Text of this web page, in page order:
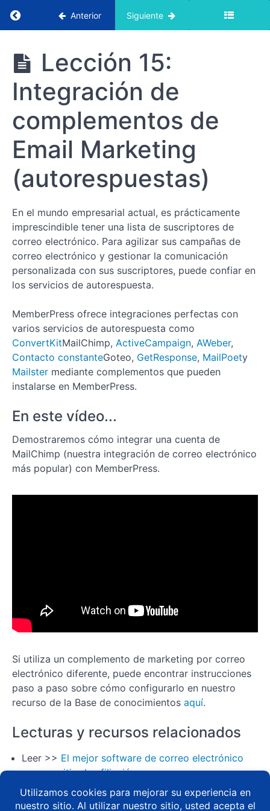
Volver al curso: Curso de vídeo de iniciación
Anterior Siguiente
Curso de
vídeo
"Primeros
pasos con
MemberPress
Curso
de
vídeo
"Primeros
con
MemberPress
1: Cómo
planificar
el
contenido
de su
sitio de
afiliación
Lección
2: Cómo
páginas en
membresía
ReadyLaunch
Lección
crear una
MemberPress
configurar
métodos
de pago
en su sitio
de
Lección
probar
métodos
en su
sitio de
Lección 15:
Integración de
complementos de
Email Marketing
(autorespuestas)
En el mundo empresarial actual, es prácticamente
imprescindible tener una lista de suscriptores de
correo electrónico. Para agilizar sus campañas de
correo electrónico y gestionar la comunicación
personalizada con sus suscriptores, puede confiar en
los servicios de autorespuesta.
MemberPress ofrece integraciones perfectas con
varios servicios de autorespuesta como
ConvertKitMailChimp, ActiveCampaign, AWeber,
Contacto constanteGoteo, GetResponse, MailPoety
Mailster mediante complementos que pueden
instalarse en MemberPress.
En este vídeo...
Demostraremos cómo integrar una cuenta de
MailChimp (nuestra integración de correo electrónico
más popular) con MemberPress.
Si utiliza un complemento de marketing por correo
electrónico diferente, puede encontrar instrucciones
paso a paso sobre cómo configurarlo en nuestro
recurso de la Base de conocimientos aquí.
Lecturas y recursos relacionados
Leer >> El mejor software de correo electrónico
para su sitio de afiliación
Leer >>Cómo optimizar la automatización del
correo electrónico para su sitio WordPress